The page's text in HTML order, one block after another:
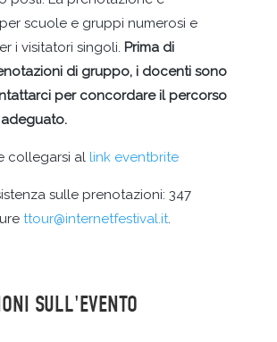
scuole e gruppi numerosi e
i visitatori singoli. Prima di
di gruppo, i docenti sono
per concordare il percorso
collegarsi al link eventbrite
sulle prenotazioni: 347
ttour@internetfestival.it.
SULL'EVENTO